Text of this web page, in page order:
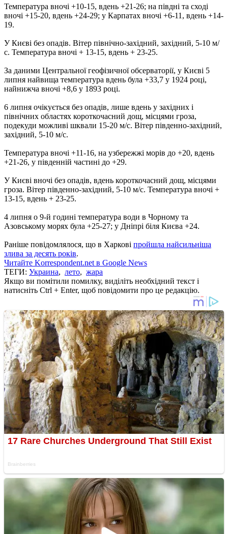
Температура вночі +10-15, вдень +21-26; на півдні та сході
вночі +15-20, вдень +24-29; у Карпатах вночі +6-11, вдень +14-
19.
У Києві без опадів. Вітер північно-західний, західний, 5-10 м/
с. Температура вночі + 13-15, вдень + 23-25.
За даними Центральної геофізичної обсерваторії, у Києві 5
липня найвища температура вдень була +33,7 у 1924 році,
найнижча вночі +8,6 у 1893 році.
6 липня очікується без опадів, лише вдень у західних і
північних областях короткочасний дощ, місцями гроза,
подекуди можливі шквали 15-20 м/с. Вітер південно-західний,
західний, 5-10 м/с.
Температура вночі +11-16, на узбережжі морів до +20, вдень
+21-26, у південній частині до +29.
У Києві вночі без опадів, вдень короткочасний дощ, місцями
гроза. Вітер південно-західний, 5-10 м/с. Температура вночі +
13-15, вдень + 23-25.
4 липня о 9-й годині температура води в Чорному та
Азовському морях була +25-27; у Дніпрі біля Києва +24.
Раніше повідомлялося, що в Харкові пройшла найсильніша
злива за десять років.
Читайте Korrespondent.net в Google News
ТЕГИ: Украина, лето, жара
Якщо ви помітили помилку, виділіть необхідний текст і
натисніть Ctrl + Enter, щоб повідомити про це редакцію.